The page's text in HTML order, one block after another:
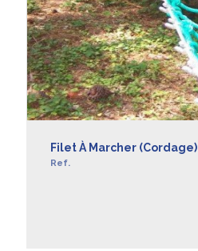
Filet À Marcher (cordage)
Ref.